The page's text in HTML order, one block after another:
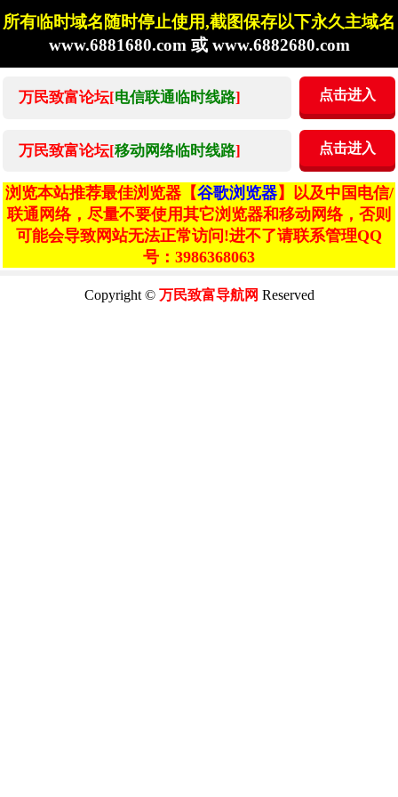
所有临时域名随时停止使用,截图保存以下永久主域名
www.6881680.com 或 www.6882680.com
万民致富论坛[电信联通临时线路] 点击进入
万民致富论坛[移动网络临时线路] 点击进入
浏览本站推荐最佳浏览器【谷歌浏览器】以及中国电信/
联通网络，尽量不要使用其它浏览器和移动网络，否则
可能会导致网站无法正常访问!进不了请联系管理QQ
号：3986368063
Copyright © 万民致富导航网 Reserved